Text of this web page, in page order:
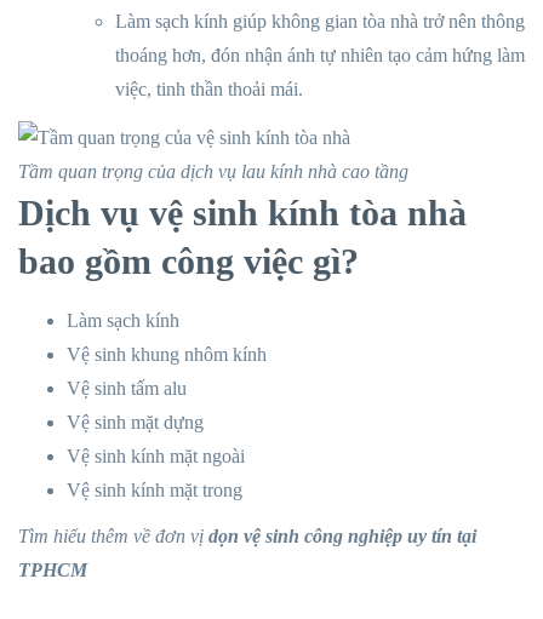
Làm sạch kính giúp không gian tòa nhà trở nên thông
thoáng hơn, đón nhận ánh tự nhiên tạo cảm hứng làm
việc, tinh thần thoải mái.
Tầm quan trọng của dịch vụ lau kính nhà cao tầng
Dịch vụ vệ sinh kính tòa nhà
bao gồm công việc gì?
Làm sạch kính
Vệ sinh khung nhôm kính
Vệ sinh tấm alu
Vệ sinh mặt dựng
Vệ sinh kính mặt ngoài
Vệ sinh kính mặt trong
Tìm hiểu thêm về đơn vị dọn vệ sinh công nghiệp uy tín tại
TPHCM